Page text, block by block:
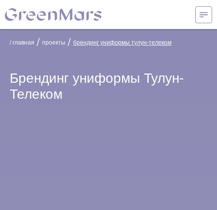
/ главная / проекты / брендинг униформы тулун-телеком
Брендинг униформы Тулун-
Телеком